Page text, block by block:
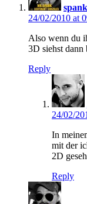
24/02/2010 at
Also wenn du
3D siehst dann
Reply
24/02/
In
mit der
2D
Reply